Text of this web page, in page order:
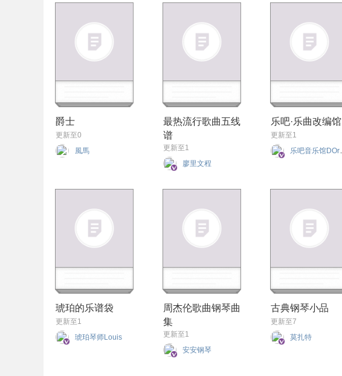
爵士
更新至0
風馬
最热流行歌曲五线
谱
更新至1
廖里文程
乐吧·乐曲改编馆
更新至1
乐吧音乐馆DOruan
琥珀的乐谱袋
更新至1
琥珀琴师Louis
周杰伦歌曲钢琴曲
集
更新至1
安安钢琴
古典钢琴小品
更新至7
莫扎特